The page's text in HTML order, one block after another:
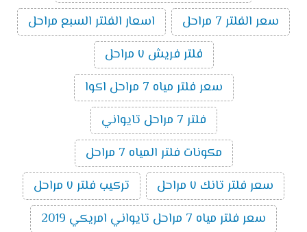
سعر الفلتر 7 مراحل
اسعار الفلتر السبع مراحل
فلتر فريش ٧ مراحل
سعر فلتر مياه 7 مراحل اكوا
فلتر 7 مراحل تايواني
مكونات فلتر المياه 7 مراحل
سعر فلتر تانك ٧ مراحل
تركيب فلتر ٧ مراحل
سعر فلتر مياه 7 مراحل تايواني امريكي 2019